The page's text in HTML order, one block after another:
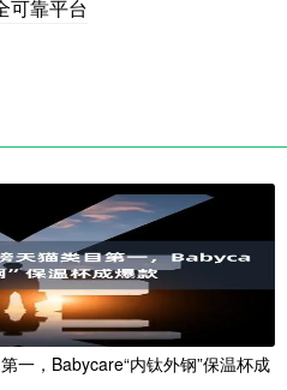
可靠平台
一，Babycare“内钛外钢”保温杯成